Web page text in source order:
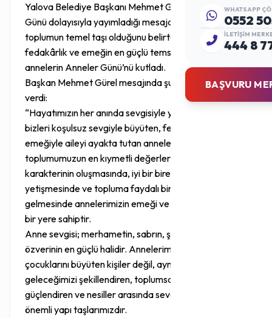
WHATSAPP
0552
İLETIŞIM
444 8
BAŞVURU
Yalova Belediye Başkanı Mehmet Gürel, Anneler
Günü dolayısıyla yayımladığı mesajda annelerin
toplumun temel taşı olduğunu belirterek, sevgi,
fedakârlık ve emeğin en güçlü temsilcisi olan tüm
annelerin Anneler Günü’nü kutladı.
Başkan Mehmet Gürel mesajında şu ifadelere yer
verdi:
“Hayatımızın her anında sevgisiyle yanımızda olan,
bizleri koşulsuz sevgiyle büyüten, fedakârlığı ve
emeğiyle aileyi ayakta tutan annelerimiz,
toplumumuzun en kıymetli değerleridir. Bir insanın
karakterinin oluşmasında, iyi bir birey olarak
yetişmesinde ve topluma faydalı bir insan haline
gelmesinde annelerimizin emeği ve sevgisi çok büyük
bir yere sahiptir.
Anne sevgisi; merhametin, sabrın, şefkatin ve
özverinin en güçlü halidir. Annelerimiz sadece
çocuklarını büyüten kişiler değil, aynı zamanda
geleceğimizi şekillendiren, toplumsal dayanışmayı
güçlendiren ve nesiller arasında sevgi bağını kuran en
önemli yapı taşlarımızdır.